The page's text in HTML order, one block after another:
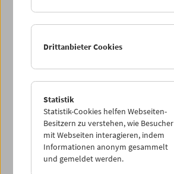
< zurück zur Übersicht
Share on
Drittanbieter Cookies
Statistik
Statistik-Cookies helfen Webseiten-
Besitzern zu verstehen, wie Besucher
mit Webseiten interagieren, indem
Informationen anonym gesammelt
und gemeldet werden.